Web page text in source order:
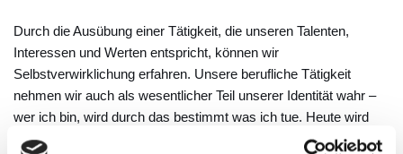
Durch die Ausübung einer Tätigkeit, die unseren Talenten,
Interessen und Werten entspricht, können wir
Selbstverwirklichung erfahren. Unsere berufliche Tätigkeit
nehmen wir auch als wesentlicher Teil unserer Identität wahr –
wer ich bin, wird durch das bestimmt was ich tue. Heute wird
beruflicher Erfolg oder Engagement häufig mit Lebenssinn